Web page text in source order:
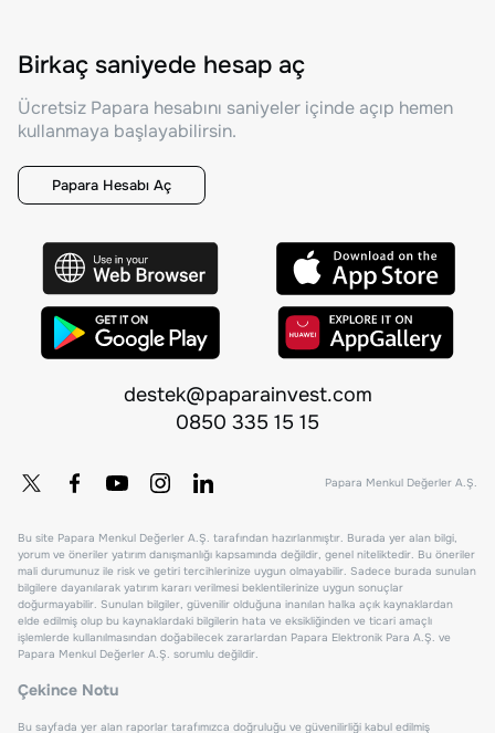
Birkaç saniyede hesap aç
Ücretsiz Papara hesabını saniyeler içinde açıp hemen
kullanmaya başlayabilirsin.
Papara Hesabı Aç
destek@paparainvest.com
0850 335 15 15
Papara Menkul Değerler A.Ş.
Bu site Papara Menkul Değerler A.Ş. tarafından hazırlanmıştır. Burada yer alan bilgi,
yorum ve öneriler yatırım danışmanlığı kapsamında değildir, genel niteliktedir. Bu öneriler
mali durumunuz ile risk ve getiri tercihlerinize uygun olmayabilir. Sadece burada sunulan
bilgilere dayanılarak yatırım kararı verilmesi beklentilerinize uygun sonuçlar
doğurmayabilir. Sunulan bilgiler, güvenilir olduğuna inanılan halka açık kaynaklardan
elde edilmiş olup bu kaynaklardaki bilgilerin hata ve eksikliğinden ve ticari amaçlı
işlemlerde kullanılmasından doğabilecek zararlardan Papara Elektronik Para A.Ş. ve
Papara Menkul Değerler A.Ş. sorumlu değildir.
Çekince Notu
Bu sayfada yer alan raporlar tarafımızca doğruluğu ve güvenilirliği kabul edilmiş